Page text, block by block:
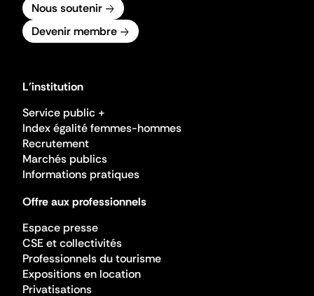
Nous soutenir
Devenir membre
L'institution
Service public +
Index égalité femmes-hommes
Recrutement
Marchés publics
Informations pratiques
Offre aux professionnels
Espace presse
CSE et collectivités
Professionnels du tourisme
Expositions en location
Privatisations